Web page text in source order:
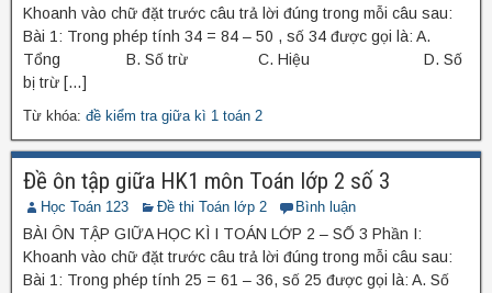
Khoanh vào chữ đặt trước câu trả lời đúng trong mỗi câu sau:
Bài 1: Trong phép tính 34 = 84 – 50 , số 34 được gọi là: A.
Tổng B. Số trừ C. Hiệu D. Số
bị trừ […]
Từ khóa: đề kiểm tra giữa kì 1 toán 2
Đề ôn tập giữa HK1 môn Toán lớp 2 số 3
Học Toán 123 Đề thi Toán lớp 2 Bình luận
BÀI ÔN TẬP GIỮA HỌC KÌ I TOÁN LỚP 2 – SỐ 3 Phần I:
Khoanh vào chữ đặt trước câu trả lời đúng trong mỗi câu sau:
Bài 1: Trong phép tính 25 = 61 – 36, số 25 được gọi là: A. Số